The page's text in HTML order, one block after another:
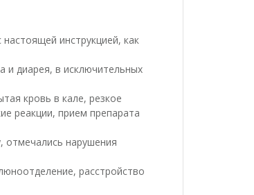
инструкцией, как
и диарея, в исключительных
кровь в кале, резкое
реакции, прием препарата
отмечались нарушения
расстройство